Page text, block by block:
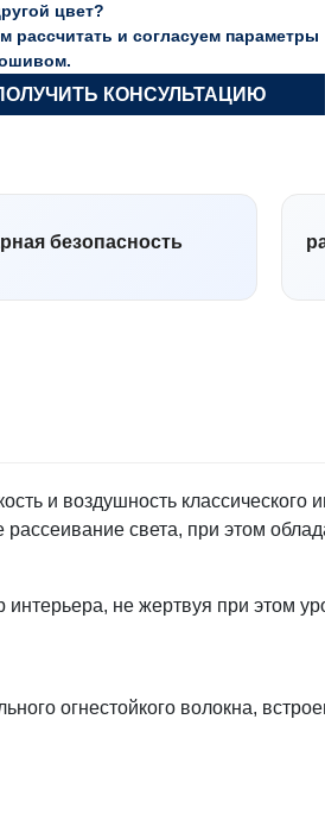
цвет?
рассчитать и согласуем параметры
КОНСУЛЬТАЦИЮ
безопасность
и воздушность
света, при этом
интерьера, не жертвуя при этом
огнестойкого волокна,